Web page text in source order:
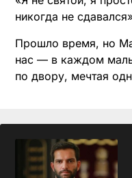
никогда не
Прошло время, но
нас — в каждом
по двору, мечтая